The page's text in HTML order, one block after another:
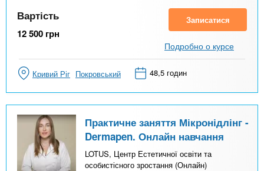
Вартість
12 500 грн
Записатися
Подробно о курсе
Кривий Ріг Покровський 48,5 годин
Практичне заняття Мікронідлінг -
Dermapen. Онлайн навчання
LOTUS, Центр Естетичної освіти та
особистісного зростання (Онлайн)